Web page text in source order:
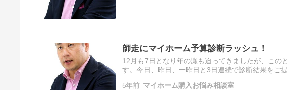
師走にマイホーム予算診断ラッシュ！
12月も7日となり年の瀬も迫ってきましたが、この
す。今日、昨日、一昨日と3日連続で診断結果をご
5年前 マイホーム購入お悩み相談室